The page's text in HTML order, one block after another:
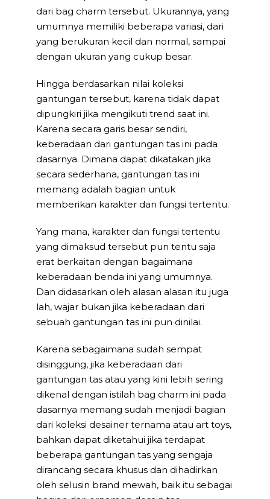
dari bag charm tersebut. Ukurannya, yang
umumnya memiliki beberapa variasi, dari
yang berukuran kecil dan normal, sampai
dengan ukuran yang cukup besar.
Hingga berdasarkan nilai koleksi
gantungan tersebut, karena tidak dapat
dipungkiri jika mengikuti trend saat ini.
Karena secara garis besar sendiri,
keberadaan dari gantungan tas ini pada
dasarnya. Dimana dapat dikatakan jika
secara sederhana, gantungan tas ini
memang adalah bagian untuk
memberikan karakter dan fungsi tertentu.
Yang mana, karakter dan fungsi tertentu
yang dimaksud tersebut pun tentu saja
erat berkaitan dengan bagaimana
keberadaan benda ini yang umumnya.
Dan didasarkan oleh alasan alasan itu juga
lah, wajar bukan jika keberadaan dari
sebuah gantungan tas ini pun dinilai.
Karena sebagaimana sudah sempat
disinggung, jika keberadaan dari
gantungan tas atau yang kini lebih sering
dikenal dengan istilah bag charm ini pada
dasarnya memang sudah menjadi bagian
dari koleksi desainer ternama atau art toys,
bahkan dapat diketahui jika terdapat
beberapa gantungan tas yang sengaja
dirancang secara khusus dan dihadirkan
oleh selusin brand mewah, baik itu sebagai